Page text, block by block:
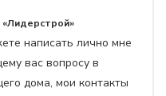
написать лично мне
вас вопросу в
дома, мои контакты